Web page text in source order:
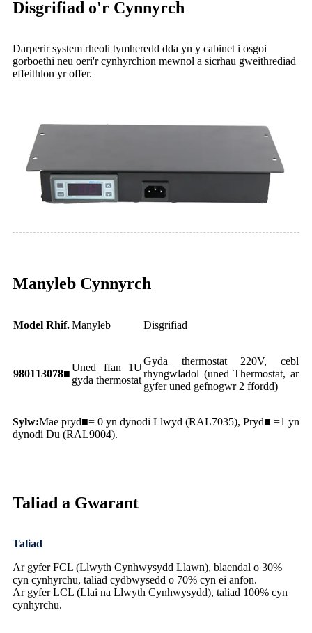
Disgrifiad o'r Cynnyrch
Darperir system rheoli tymheredd dda yn y cabinet i osgoi
gorboethi neu oeri'r cynhyrchion mewnol a sicrhau gweithrediad
effeithlon yr offer.
Manyleb Cynnyrch
Model Rhif.Manyleb Disgrifiad
980113078■
Uned ffan 1U
gyda thermostat
Gyda thermostat 220V, cebl
rhyngwladol (uned Thermostat, ar
gyfer uned gefnogwr 2 ffordd)
Sylw:Mae pryd■= 0 yn dynodi Llwyd (RAL7035), Pryd■ =1 yn
dynodi Du (RAL9004).
Taliad a Gwarant
Taliad
Ar gyfer FCL (Llwyth Cynhwysydd Llawn), blaendal o 30%
cyn cynhyrchu, taliad cydbwysedd o 70% cyn ei anfon.
Ar gyfer LCL (Llai na Llwyth Cynhwysydd), taliad 100% cyn
cynhyrchu.